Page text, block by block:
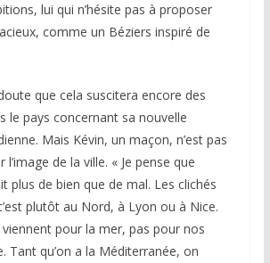
lui qui n’hésite pas à proposer
comme un Béziers inspiré de
que cela suscitera encore des
le pays concernant sa nouvelle
. Mais Kévin, un maçon, n’est pas
de la ville. « Je pense que
plus de bien que de mal. Les clichés
plutôt au Nord, à Lyon ou à Nice.
pour la mer, pas pour nos
Tant qu’on a la Méditerranée, on